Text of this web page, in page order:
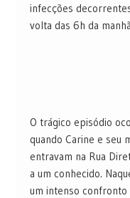
infecções
volta das 6h da
O trágico episódio
quando Carine e seu
entravam na Rua
a um conhecido.
um intenso